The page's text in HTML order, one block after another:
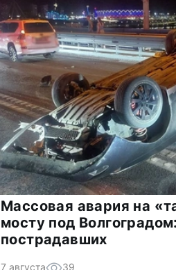
Массовая авария на
мосту под
пострадавших
7 августа 39